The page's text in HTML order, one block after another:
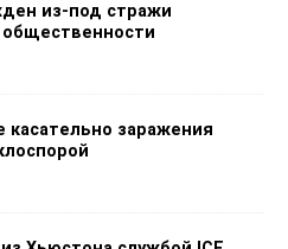
из-под стражи
касательно заражения